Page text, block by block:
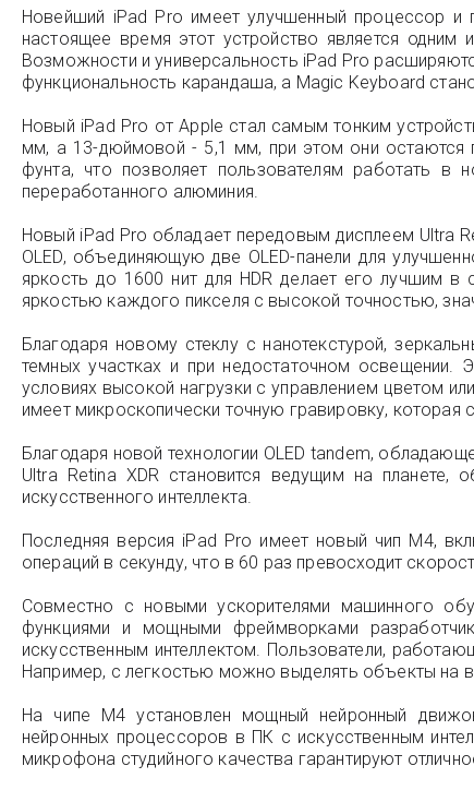
Новейший iPad Pro имеет улучшенный процессор и
настоящее время этот устройство является
Возможности и универсальность iPad Pro
функциональность карандаша, а Magic Keyboard
Новый iPad Pro от Apple стал самым тонким
мм, а 13-дюймовой - 5,1 мм, при этом они остаются
фунта, что позволяет пользователям работать
переработанного алюминия.
Новый iPad Pro обладает передовым дисплеем Ultra
OLED, объединяющую две OLED-панели для
яркость до 1600 нит для HDR делает его лучшим в
яркостью каждого пикселя с высокой точностью,
Благодаря новому стеклу с нанотекстурой,
темных участках и при недостаточном освещении.
условиях высокой нагрузки с управлением цветом
имеет микроскопически точную гравировку,
Благодаря новой технологии OLED tandem,
Ultra Retina XDR становится ведущим на планете,
искусственного интеллекта.
Последняя версия iPad Pro имеет новый чип M4,
операций в секунду, что в 60 раз превосходит
Совместно с новыми ускорителями машинного
функциями и мощными фреймворками
искусственным интеллектом. Пользователи,
Например, с легкостью можно выделять объекты на
На чипе M4 установлен мощный нейронный
нейронных процессоров в ПК с искусственным
микрофона студийного качества гарантируют